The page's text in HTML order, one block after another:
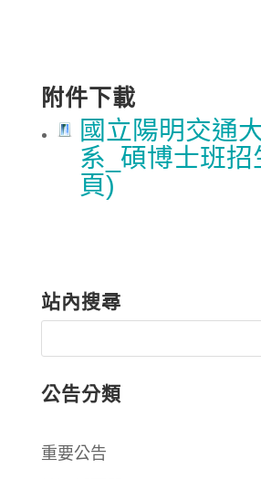
附件下載
國立陽明交通
系_碩博士班招
頁)
站內搜尋
公告分類
重要公告